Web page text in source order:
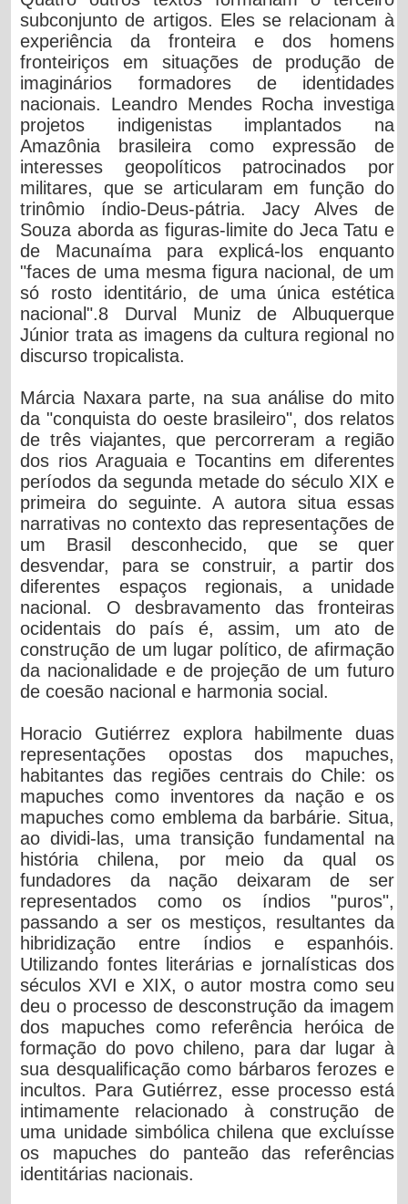
subconjunto de artigos. Eles se relacionam à
experiência da fronteira e dos homens
fronteiriços em situações de produção de
imaginários formadores de identidades
nacionais. Leandro Mendes Rocha investiga
projetos indigenistas implantados na
Amazônia brasileira como expressão de
interesses geopolíticos patrocinados por
militares, que se articularam em função do
trinômio índio-Deus-pátria. Jacy Alves de
Souza aborda as figuras-limite do Jeca Tatu e
de Macunaíma para explicá-los enquanto
"faces de uma mesma figura nacional, de um
só rosto identitário, de uma única estética
nacional".8 Durval Muniz de Albuquerque
Júnior trata as imagens da cultura regional no
discurso tropicalista.
Márcia Naxara parte, na sua análise do mito
da "conquista do oeste brasileiro", dos relatos
de três viajantes, que percorreram a região
dos rios Araguaia e Tocantins em diferentes
períodos da segunda metade do século XIX e
primeira do seguinte. A autora situa essas
narrativas no contexto das representações de
um Brasil desconhecido, que se quer
desvendar, para se construir, a partir dos
diferentes espaços regionais, a unidade
nacional. O desbravamento das fronteiras
ocidentais do país é, assim, um ato de
construção de um lugar político, de afirmação
da nacionalidade e de projeção de um futuro
de coesão nacional e harmonia social.
Horacio Gutiérrez explora habilmente duas
representações opostas dos mapuches,
habitantes das regiões centrais do Chile: os
mapuches como inventores da nação e os
mapuches como emblema da barbárie. Situa,
ao dividi-las, uma transição fundamental na
história chilena, por meio da qual os
fundadores da nação deixaram de ser
representados como os índios "puros",
passando a ser os mestiços, resultantes da
hibridização entre índios e espanhóis.
Utilizando fontes literárias e jornalísticas dos
séculos XVI e XIX, o autor mostra como seu
deu o processo de desconstrução da imagem
dos mapuches como referência heróica de
formação do povo chileno, para dar lugar à
sua desqualificação como bárbaros ferozes e
incultos. Para Gutiérrez, esse processo está
intimamente relacionado à construção de
uma unidade simbólica chilena que excluísse
os mapuches do panteão das referências
identitárias nacionais.